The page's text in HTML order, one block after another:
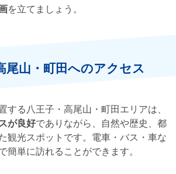
を立てましょう。
尾山・町田へのアクセス
する八王子・高尾山・町田エリアは、
が良好でありながら、自然や歴史、都
観光スポットです。電車・バス・車な
簡単に訪れることができます。